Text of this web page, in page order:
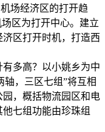
场经济区的打开趋
区为打开中心。建立
区打开时机，打造西
多高？以小姚乡为中
轴，三区七组”将互相
，概括物流园区和电
七组功能由珍珠组